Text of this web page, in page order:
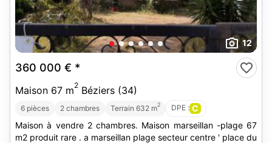
12
360 000 € *
Maison 67 m2 Béziers (34)
6 pièces 2 chambres Terrain 632 m2 DPE : C
Maison à vendre 2 chambres. Maison marseillan -plage 67
m2 produit rare . a marseillan plage secteur centre ' place du